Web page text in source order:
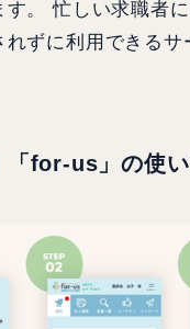
す。 忙しい求職者
ずに利用できるサ
「for-us」の使